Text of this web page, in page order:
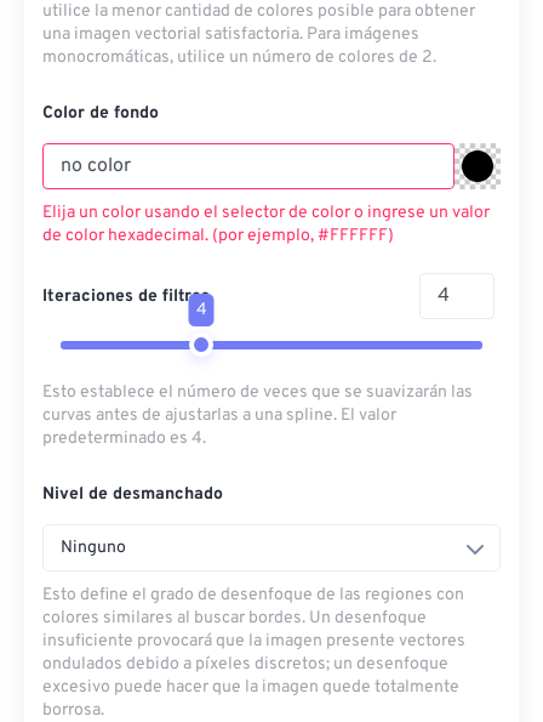
utilice la menor cantidad de colores posible para obtener
una imagen vectorial satisfactoria. Para imágenes
monocromáticas, utilice un número de colores de 2.
Color de fondo
Elija un color usando el selector de color o ingrese un valor
de color hexadecimal. (por ejemplo, #FFFFFF)
Iteraciones de filtros
4
Esto establece el número de veces que se suavizarán las
curvas antes de ajustarlas a una spline. El valor
predeterminado es 4.
Nivel de desmanchado
Ninguno
Esto define el grado de desenfoque de las regiones con
colores similares al buscar bordes. Un desenfoque
insuficiente provocará que la imagen presente vectores
ondulados debido a píxeles discretos; un desenfoque
excesivo puede hacer que la imagen quede totalmente
borrosa.